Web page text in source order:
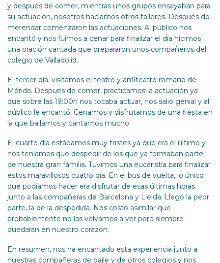
y después de comer, mientras unos grupos ensayaban para
su actuación, nosotros hacíamos otros talleres. Después de
merendar comenzaron las actuaciones. Al público nos
encantó y nos fuimos a cenar para finalizar el día hicimos
una oración cantada que prepararon unos compañeros del
colegio de Valladolid.
El tercer día, visitamos el teatro y anfiteatro romano de
Mérida. Después de comer, practicamos la actuación ya
que sobre las 19:00h nos tocaba actuar, nos salió genial y al
público le encantó. Cenamos y disfrutamos de una fiesta en
la que bailamos y cantamos mucho.
El cuarto día estábamos muy tristes ya que era el último y
nos teníamos que despedir de los que ya formaban parte
de nuestra gran familia. Tuvimos una eucaristía para finalizar
estos maravillosos cuatro día. En el bus de vuelta, lo único
que podíamos hacer era disfrutar de esas últimas horas
junto a las compañeras de Barcelona y Lleida. Llegó la peor
parte, la de la despedida. Nos costó asimilar que
probablemente no las volvamos a ver pero siempre
quedarán en nuestro corazón.
En resumen, nos ha encantado esta experiencia junto a
nuestras compañeras de baile y de otros colegios y nos